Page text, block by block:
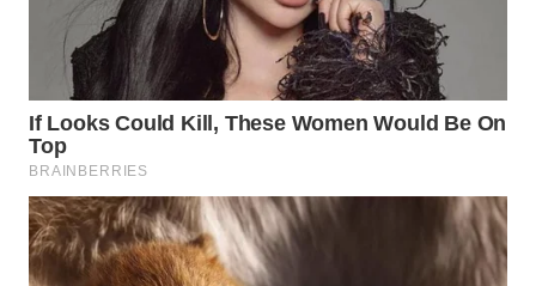
WAHANA
TV
WAHANANEWS
ID
CO ID
WAHANANEWS